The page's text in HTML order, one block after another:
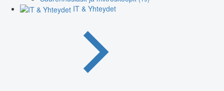
IT & Yhteydet